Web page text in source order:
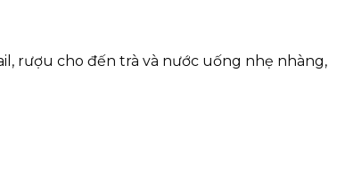
rượu cho đến trà và nước uống nhẹ nhàng,